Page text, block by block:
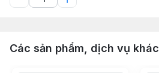
Các sản phẩm, dịch vụ khác